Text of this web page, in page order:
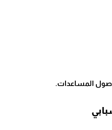
المساعدات.